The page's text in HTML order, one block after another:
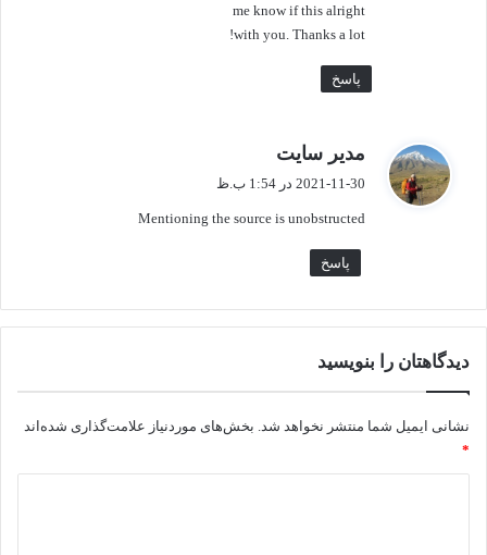
بلبلان از روی گُل مستند و ما از روی دوست، دیگران از ساغر وساقی وما از روی
دوست
me know if this alright
with you. Thanks a lot!
پاسخ
مدیر سایت
:
2021-11-30 در 1:54 ب.ظ
Mentioning the source is unobstructed
پاسخ
دیدگاهتان را بنویسید
نشانی ایمیل شما منتشر نخواهد شد. بخش‌های موردنیاز علامت‌گذاری شده‌اند
*